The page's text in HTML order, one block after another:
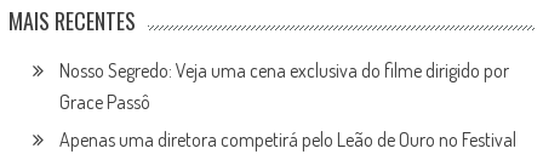
MAIS RECENTES
Nosso Segredo: Veja uma cena exclusiva do filme dirigido por
Grace Passô
Apenas uma diretora competirá pelo Leão de Ouro no Festival